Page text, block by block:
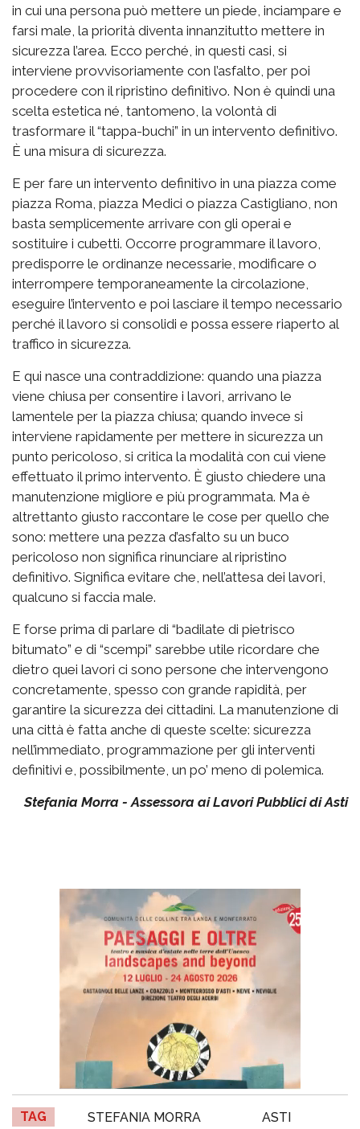
in cui una persona può mettere un piede, inciampare e
farsi male, la priorità diventa innanzitutto mettere in
sicurezza l’area. Ecco perché, in questi casi, si
interviene provvisoriamente con l’asfalto, per poi
procedere con il ripristino definitivo. Non è quindi una
scelta estetica né, tantomeno, la volontà di
trasformare il “tappa-buchi” in un intervento definitivo.
È una misura di sicurezza.
E per fare un intervento definitivo in una piazza come
piazza Roma, piazza Medici o piazza Castigliano, non
basta semplicemente arrivare con gli operai e
sostituire i cubetti. Occorre programmare il lavoro,
predisporre le ordinanze necessarie, modificare o
interrompere temporaneamente la circolazione,
eseguire l’intervento e poi lasciare il tempo necessario
perché il lavoro si consolidi e possa essere riaperto al
traffico in sicurezza.
E qui nasce una contraddizione: quando una piazza
viene chiusa per consentire i lavori, arrivano le
lamentele per la piazza chiusa; quando invece si
interviene rapidamente per mettere in sicurezza un
punto pericoloso, si critica la modalità con cui viene
effettuato il primo intervento. È giusto chiedere una
manutenzione migliore e più programmata. Ma è
altrettanto giusto raccontare le cose per quello che
sono: mettere una pezza d’asfalto su un buco
pericoloso non significa rinunciare al ripristino
definitivo. Significa evitare che, nell’attesa dei lavori,
qualcuno si faccia male.
E forse prima di parlare di “badilate di pietrisco
bitumato” e di “scempi” sarebbe utile ricordare che
dietro quei lavori ci sono persone che intervengono
concretamente, spesso con grande rapidità, per
garantire la sicurezza dei cittadini. La manutenzione di
una città è fatta anche di queste scelte: sicurezza
nell’immediato, programmazione per gli interventi
definitivi e, possibilmente, un po’ meno di polemica.
Stefania Morra - Assessora ai Lavori Pubblici di Asti
TAG STEFANIA MORRA
ASTI